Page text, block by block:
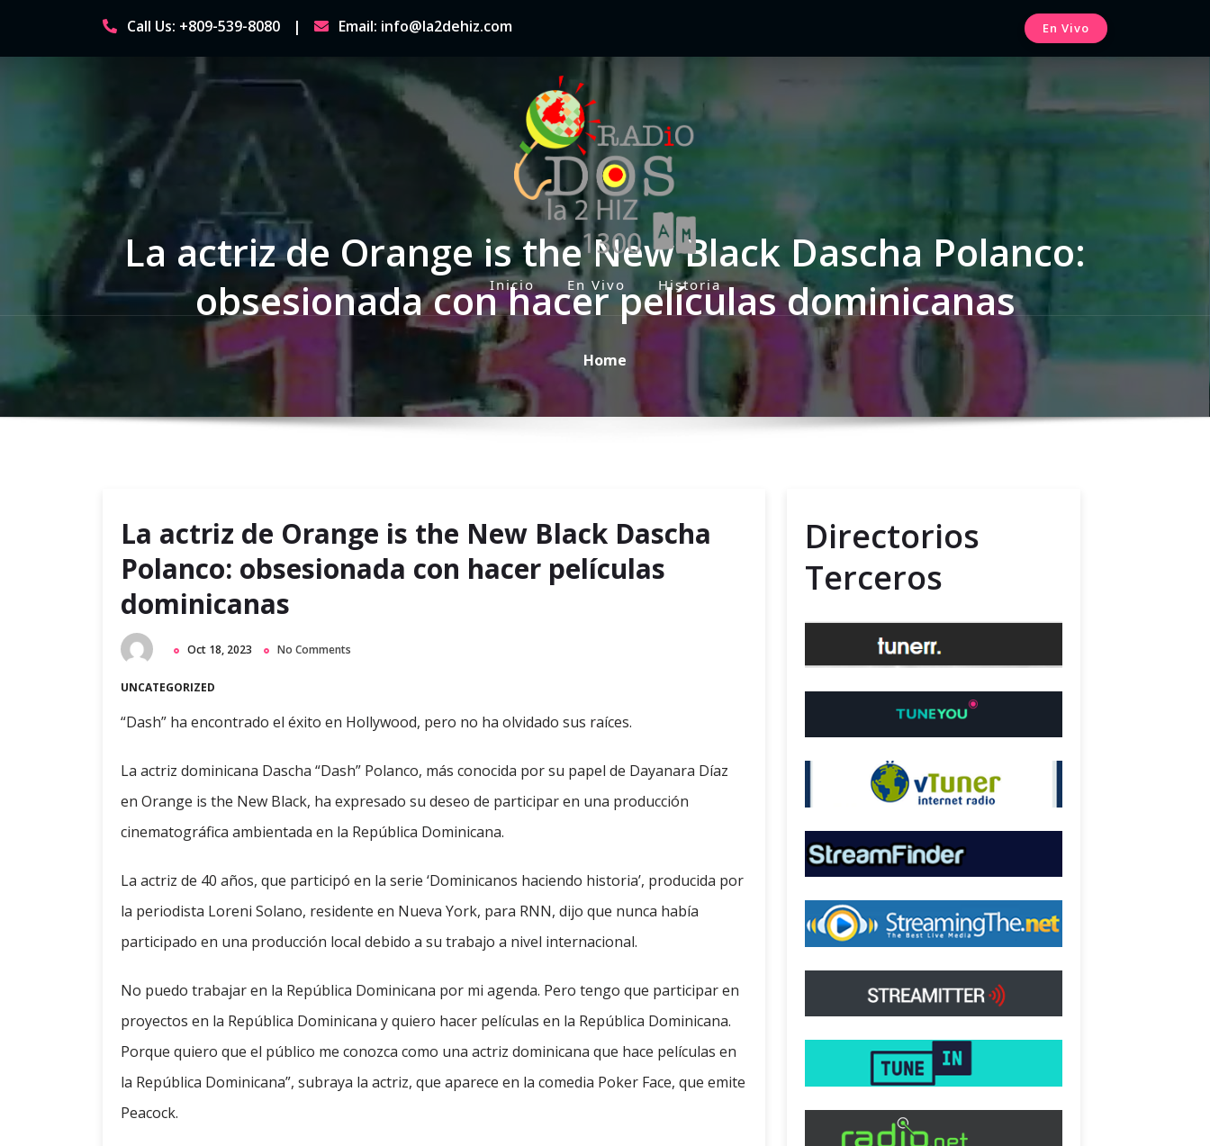
content
Call Us: +809-539-8080 Email: info@la2dehiz.com En Vivo
P
r
i
a
r
n
u
Inicio En Vivo Historia
La actriz de Orange is the New Black Dascha Polanco:
obsesionada con hacer películas dominicanas
Home
La actriz de Orange is the New Black Dascha
Polanco: obsesionada con hacer películas
dominicanas
Oct 18, 2023 No Comments
UNCATEGORIZED
“Dash” ha encontrado el éxito en Hollywood, pero no ha olvidado sus raíces.
La actriz dominicana Dascha “Dash” Polanco, más conocida por su papel de Dayanara Díaz
en Orange is the New Black, ha expresado su deseo de participar en una producción
cinematográfica ambientada en la República Dominicana.
La actriz de 40 años, que participó en la serie ‘Dominicanos haciendo historia’, producida por
la periodista Loreni Solano, residente en Nueva York, para RNN, dijo que nunca había
participado en una producción local debido a su trabajo a nivel internacional.
No puedo trabajar en la República Dominicana por mi agenda. Pero tengo que participar en
proyectos en la República Dominicana y quiero hacer películas en la República Dominicana.
Porque quiero que el público me conozca como una actriz dominicana que hace películas en
la República Dominicana”, subraya la actriz, que aparece en la comedia Poker Face, que emite
Peacock.
Directorios
Terceros